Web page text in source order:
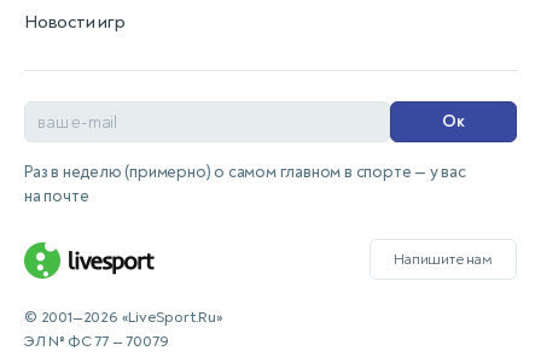
Новости игр
Ок
Раз в неделю (примерно) о самом главном в спорте — у вас
на почте
Напишите нам
© 2001—2026 «LiveSport.Ru»
ЭЛ № ФС 77 — 70079